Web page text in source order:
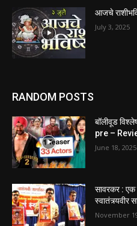
आजचे
July 3, 2025
RANDOM POSTS
बॉलीवूड
pre –
June 18, 2025
सावरकर : एक
स्वातंत्र्यवीर
November